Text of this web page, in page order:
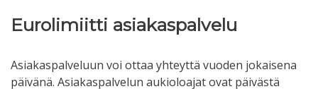
Eurolimiitti asiakaspalvelu
Asiakaspalveluun voi ottaa yhteyttä vuoden jokaisena
päivänä. Asiakaspalvelun aukioloajat ovat päivästä